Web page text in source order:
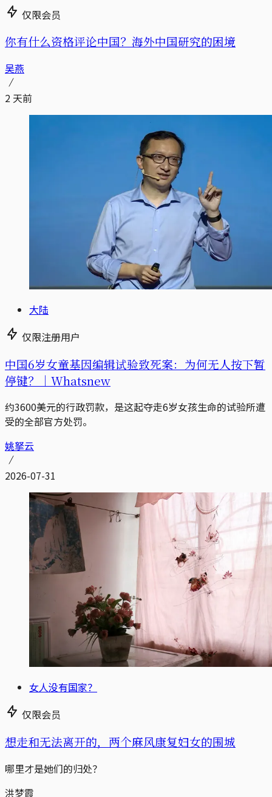
仅限会员
你有什么资格评论中国？海外中国研究的困境
吴燕
2 天前
大陆
仅限注册用户
中国6岁女童基因编辑试验致死案：为何无人按下暂
停键？｜Whatsnew
约3600美元的行政罚款，是这起夺走6岁女孩生命的试验所遭
受的全部官方处罚。
姚拏云
2026-07-31
女人没有国家？
仅限会员
想走和无法离开的，两个麻风康复妇女的围城
哪里才是她们的归处？
洪梦霞